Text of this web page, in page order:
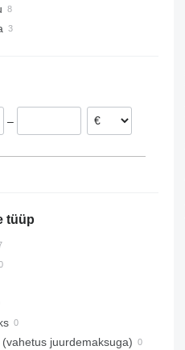
–
tüüp
juurdemaksuga)